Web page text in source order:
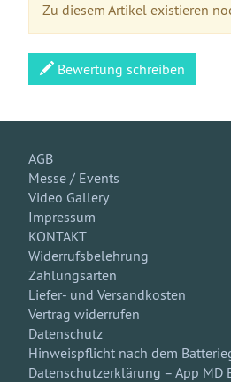
Zu diesem Artikel existieren
Bewertung schreiben
AGB
Messe / Events
Video Gallery
Impressum
KONTAKT
Widerrufsbelehrung
Zahlungsarten
Liefer- und Versandkosten
Vertrag widerrufen
Datenschutz
Hinweispflicht nach dem
Datenschutzerklärung – App MD